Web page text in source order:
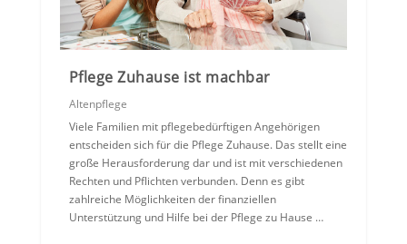
Pflege Zuhause ist machbar
Altenpflege
Viele Familien mit pflegebedürftigen Angehörigen
entscheiden sich für die Pflege Zuhause. Das stellt eine
große Herausforderung dar und ist mit verschiedenen
Rechten und Pflichten verbunden. Denn es gibt
zahlreiche Möglichkeiten der finanziellen
Unterstützung und Hilfe bei der Pflege zu Hause …